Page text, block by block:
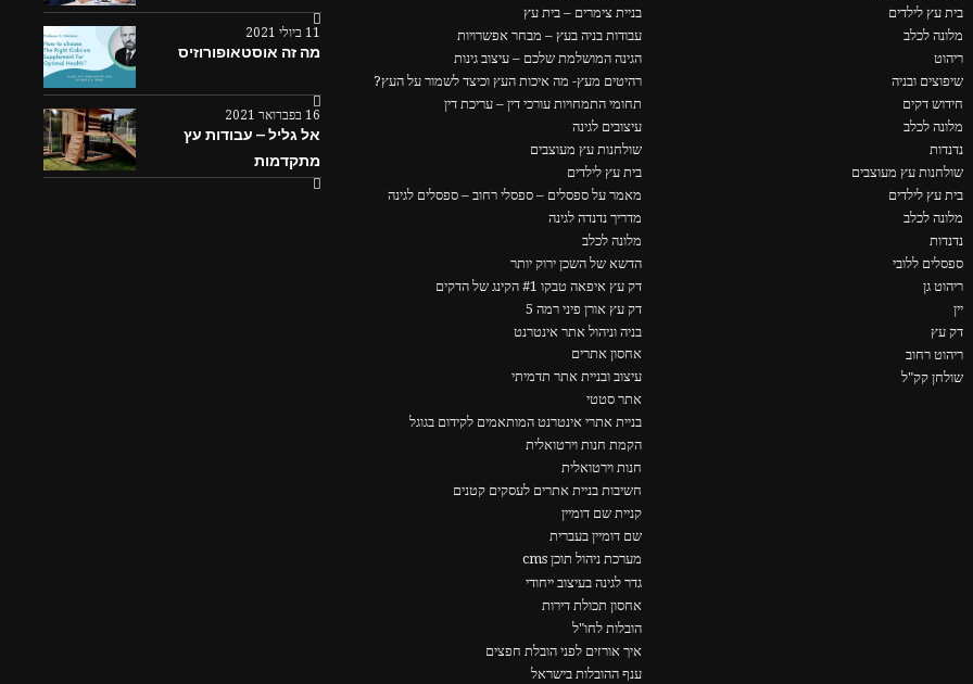
11 ביולי 2021
מה זה אוסטאופורוזיס
16 בפברואר 2021
אל גליל – עבודות עץ
מתקדמות
בניית צימרים – בית עץ
עבודות בניה בעץ – מבחר אפשרויות
הגינה המושלמת שלכם – עיצוב גינות
רהיטים מעץ- מה איכות העץ וכיצד לשמור על העץ?
תחומי התמחויות עורכי דין – עריכת דין
עיצובים לגינה
שולחנות עץ מעוצבים
בית עץ לילדים
מאמר על ספסלים – ספסלי רחוב – ספסלים לגינה
מדריך נדנדה לגינה
מלונה לכלב
הדשא של השכן ירוק יותר
דק עץ איפאה טבקו #1 הקינג של הדקים
דק עץ אורן פיני רמה 5
בניה וניהול אתר אינטרנט
אחסון אתרים
עיצוב ובניית אתר תדמיתי
אתר סטטי
בניית אתרי אינטרנט המותאמים לקידום בגוגל
הקמת חנות וירטואלית
חנות וירטואלית
חשיבות בניית אתרים לעסקים קטנים
קניית שם דומיין
שם דומיין בעברית
מערכת ניהול תוכן cms
גדר לגינה בעיצוב ייחודי
אחסון תכולת דירות
הובלות לחו"ל
איך אורזים לפני הובלת חפצים
ענף ההובלות בישראל
בית עץ לילדים
מלונה לכלב
ריהוט
שיפוצים ובניה
חידוש דקים
מלונה לכלב
נדנדות
שולחנות עץ מעוצבים
בית עץ לילדים
מלונה לכלב
נדנדות
ספסלים ללובי
ריהוט גן
יין
דק עץ
ריהוט רחוב
שולחן קק"ל